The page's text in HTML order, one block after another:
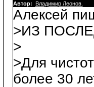
Автор: Владимир Леонов.
Алексей
>ИЗ
>
>Для
более 30